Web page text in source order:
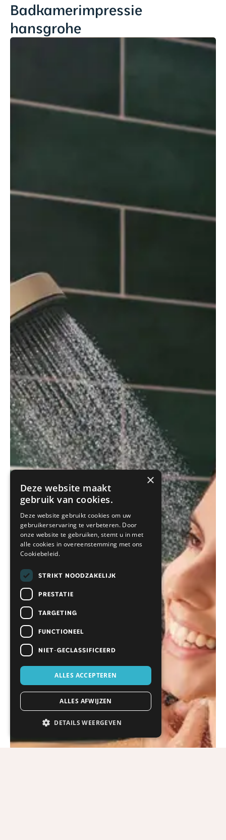
Badkamerimpressie
hansgrohe
×
Deze website maakt
gebruik van cookies.
Deze website gebruikt cookies om uw
gebruikerservaring te verbeteren. Door
onze website te gebruiken, stemt u in met
alle cookies in overeenstemming met ons
Cookiebeleid.
STRIKT NOODZAKELIJK
PRESTATIE
TARGETING
FUNCTIONEEL
NIET-GECLASSIFICEERD
ALLES ACCEPTEREN
ALLES AFWIJZEN
DETAILS WEERGEVEN